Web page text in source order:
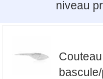
niveau